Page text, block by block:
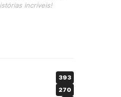
incríveis!
393
270